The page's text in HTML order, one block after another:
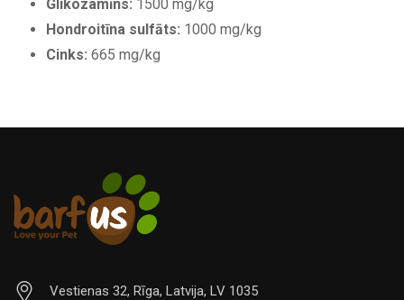
Glikozamīns: 1500 mg/kg
Hondroitīna sulfāts: 1000 mg/kg
Cinks: 665 mg/kg
Vestienas 32, Rīga, Latvija, LV 1035